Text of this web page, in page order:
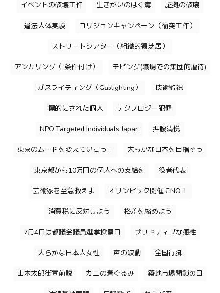
イベントの破壊工作 生きがいのはく奪 証拠の破壊
違法人体実験 コリジョンキャンペーン（衝突工作）
ストリートシアター（組織的猿芝居）
アンカリング（ 条件付け） モビング(職場での集団的虐待)
ガスライティング（Gaslighting） 技術監視
標的にされた個人 テクノロジー犯罪
NPO Targeted Individuals Japan 押腰清悦
東京のムードを変えていこう！ 大らかな日本を目指そう
東京都から10万円の個人への支給を 役者代表
芸術家を至急救えよ オリンピック開催にNO！
消費税に反対しよう 格差を縮めよう
7月4日は都議会議員選挙投票日 プリミティブな感性
大らかな日本人女性 声の波動 全国行脚
山本太郎街宣前説 カニの着ぐるみ 築地市場閉鎖の日